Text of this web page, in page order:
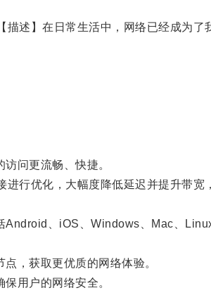
】在日常生活中，网络已经成为了
问更流畅、快捷。
优化，大幅度降低延迟并提升带宽
、iOS、Windows、Mac、
，获取更优质的网络体验。
用户的网络安全。